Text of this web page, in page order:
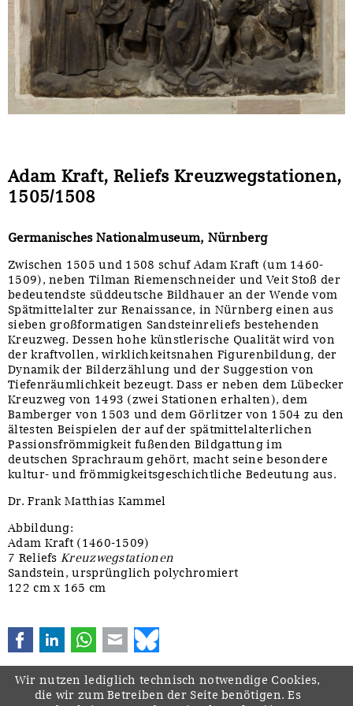
Adam Kraft, Reliefs Kreuzwegstationen,
1505/1508
Germanisches Nationalmuseum, Nürnberg
Zwischen 1505 und 1508 schuf Adam Kraft (um 1460-
1509), neben Tilman Riemenschneider und Veit Stoß der
bedeutendste süddeutsche Bildhauer an der Wende vom
Spätmittelalter zur Renaissance, in Nürnberg einen aus
sieben großformatigen Sandsteinreliefs bestehenden
Kreuzweg. Dessen hohe künstlerische Qualität wird von
der kraftvollen, wirklichkeitsnahen Figurenbildung, der
Dynamik der Bilderzählung und der Suggestion von
Tiefenräumlichkeit bezeugt. Dass er neben dem Lübecker
Kreuzweg von 1493 (zwei Stationen erhalten), dem
Bamberger von 1503 und dem Görlitzer von 1504 zu den
ältesten Beispielen der auf der spätmittelalterlichen
Passionsfrömmigkeit fußenden Bildgattung im
deutschen Sprachraum gehört, macht seine besondere
kultur- und frömmigkeitsgeschichtliche Bedeutung aus.
Dr. Frank Matthias Kammel
Abbildung:
Adam Kraft (1460-1509)
7 Reliefs Kreuzwegstationen
Sandstein, ursprünglich polychromiert
122 cm x 165 cm
FacebookLinkedInWhatsApp
E-mail
Wir nutzen lediglich technisch notwendige Cookies,
die wir zum Betreiben der Seite benötigen. Es
Sonstiges